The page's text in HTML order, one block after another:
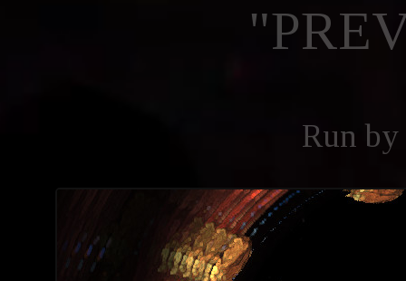
Run by